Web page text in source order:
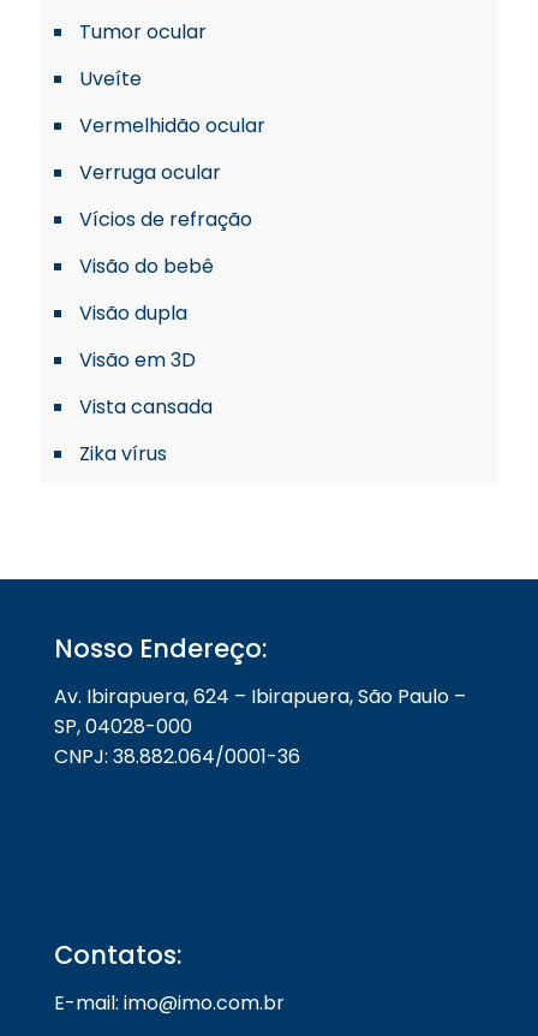
Tumor ocular
Uveíte
Vermelhidão ocular
Verruga ocular
Vícios de refração
Visão do bebê
Visão dupla
Visão em 3D
Vista cansada
Zika vírus
Nosso Endereço:
Av. Ibirapuera, 624 – Ibirapuera, São Paulo –
SP, 04028-000
CNPJ: 38.882.064/0001-36
Contatos:
E-mail: imo@imo.com.br